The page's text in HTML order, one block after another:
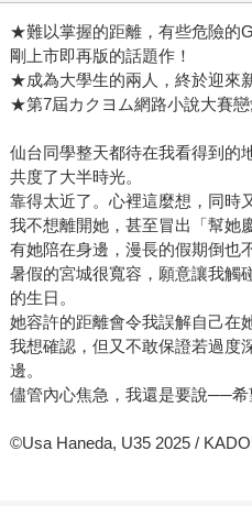
★難以掌握的距離，有些危險的
剛上市即再版的話題作！
★成為大學生的兩人，終於迎來
★第7屆カクヨム網路小說大賽戀
仙台同學整天都待在我看得到的
共度了大半時光。
靠得太近了。心裡這麼想，同時
我不想離開她，甚至冒出「幫她
有她陪在身邊，漫長的假期倒也
暑假的宮城很寬容，願意讓我觸
的生日。
她容許的距離會令我誤解自己在
我想確認，但又不敢保證若過度
邊。
儘管內心焦急，我還是要說──希
©Usa Haneda, U35 2025 /